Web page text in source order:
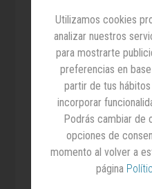
12.12.2023
Utilizamos cookies
analizar nuestros
para mostrarte
preferencias en
partir de tus
incorporar
Podrás cambiar de
opciones de
momento al volver a
página